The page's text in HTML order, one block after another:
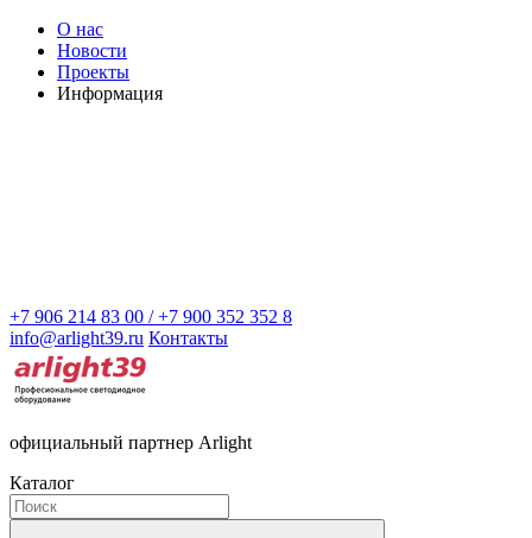
О нас
Новости
Проекты
Информация
+7 906 214 83 00 / +7 900 352 352 8
info@arlight39.ru Контакты
официальный партнер Arlight
Каталог